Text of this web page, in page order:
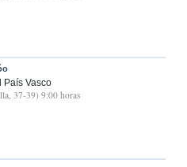
País Vasco
37-39) 9:00 horas